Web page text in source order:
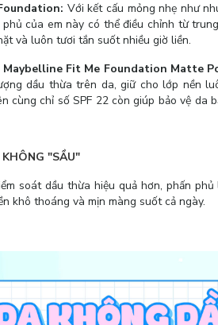
Với kết cấu mỏng nhẹ như
của em này có thể điều chỉnh từ
và luôn tươi tắn suốt nhiều giờ liền.
Maybelline Fit Me Foundation Matte
dầu thừa trên da, giữ cho lớp nền
chỉ số SPF 22 còn giúp bảo vệ da
"SẦU"
soát dầu thừa hiệu quả hơn, phấn
khô thoáng và mịn màng suốt cả ngày.